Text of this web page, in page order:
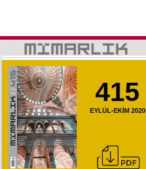
415
EYLÜL-EKİM 2020